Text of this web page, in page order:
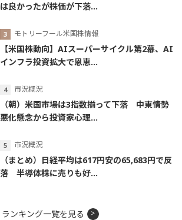
は良かったが株価が下落...
モトリーフール米国株情報
【米国株動向】AIスーパーサイクル第2幕、AI
インフラ投資拡大で恩恵...
市況概況
（朝）米国市場は3指数揃って下落 中東情勢
悪化懸念から投資家心理...
市況概況
（まとめ）日経平均は617円安の65,683円で反
落 半導体株に売りも好...
ランキング一覧を見る